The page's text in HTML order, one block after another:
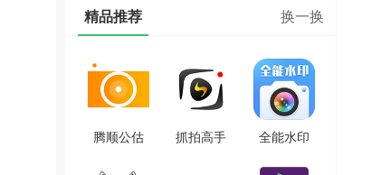
精品推荐 换一换
腾顺公估
抓拍高手
全能水印